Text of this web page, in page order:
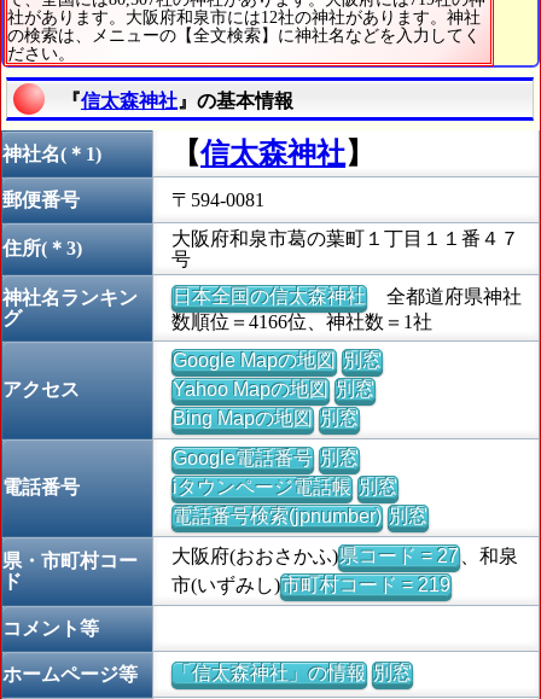
社があります。大阪府和泉市には12社の神社があります。神社
の検索は、メニューの【全文検索】に神社名などを入力してく
ださい。
『信太森神社 』の基本情報
神社名(＊1) 【信太森神社】
郵便番号 〒594-0081
住所(＊3)
大阪府和泉市葛の葉町１丁目１１番４７
号
神社名ランキン
グ
日本全国の信太森神社全都道府県神社
数順位＝4166位、神社数＝1社
アクセス
Google Mapの地図 別窓
Yahoo Mapの地図 別窓
Bing Mapの地図 別窓
電話番号
Google電話番号 別窓
iタウンページ電話帳 別窓
電話番号検索(jpnumber) 別窓
県・市町村コー
ド
大阪府(おおさかふ)県コード = 27、和泉
市(いずみし)市町村コード = 219
コメント等
ホームページ等 「信太森神社」の情報 別窓